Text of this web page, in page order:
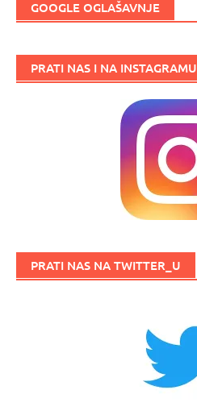
GOOGLE OGLAŠAVNJE
PRATI NAS I NA INSTAGRAMU
PRATI NAS NA TWITTER_U